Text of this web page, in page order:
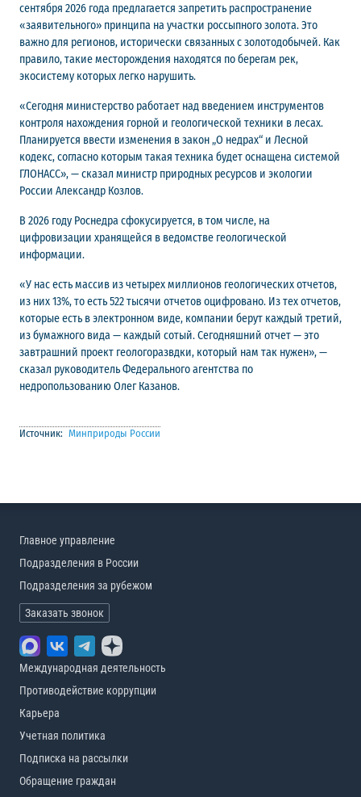
сентября 2026 года предлагается запретить распространение
«заявительного» принципа на участки россыпного золота. Это
важно для регионов, исторически связанных с золотодобычей. Как
правило, такие месторождения находятся по берегам рек,
экосистему которых легко нарушить.
«Сегодня министерство работает над введением инструментов
контроля нахождения горной и геологической техники в лесах.
Планируется ввести изменения в закон „О недрах“ и Лесной
кодекс, согласно которым такая техника будет оснащена системой
ГЛОНАСС», — сказал министр природных ресурсов и экологии
России Александр Козлов.
В 2026 году Роснедра сфокусируется, в том числе, на
цифровизации хранящейся в ведомстве геологической
информации.
«У нас есть массив из четырех миллионов геологических отчетов,
из них 13%, то есть 522 тысячи отчетов оцифровано. Из тех отчетов,
которые есть в электронном виде, компании берут каждый третий,
из бумажного вида — каждый сотый. Сегодняшний отчет — это
завтрашний проект геологоразвдки, который нам так нужен», —
сказал руководитель Федерального агентства по
недропользованию Олег Казанов.
Источник: Минприроды России
Главное управление
Подразделения в России
Подразделения за рубежом
Заказать звонок
Международная деятельность
Противодействие коррупции
Карьера
Учетная политика
Подписка на рассылки
Обращение граждан